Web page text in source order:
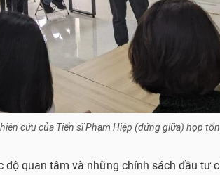
cứu của Tiến sĩ Phạm Hiệp (đứng giữa) họp
độ quan tâm và những chính sách đầu tư